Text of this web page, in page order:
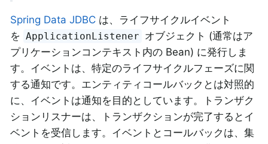
Spring Data JDBC は、ライフサイクルイベント
を ApplicationListener オブジェクト (通常はア
プリケーションコンテキスト内の Bean) に発行しま
す。イベントは、特定のライフサイクルフェーズに関
する通知です。エンティティコールバックとは対照的
に、イベントは通知を目的としています。トランザク
ションリスナーは、トランザクションが完了するとイ
ベントを受信します。イベントとコールバックは、集